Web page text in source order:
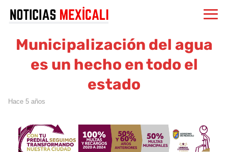
Municipalización del agua
es un hecho en todo el
estado
hace 5 años